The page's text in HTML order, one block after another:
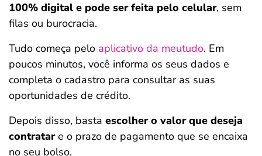
100% digital e pode ser feita pelo celular, sem
filas ou burocracia.
Tudo começa pelo aplicativo da meutudo. Em
poucos minutos, você informa os seus dados e
completa o cadastro para consultar as suas
oportunidades de crédito.
Depois disso, basta escolher o valor que deseja
contratare o prazo de pagamento que se encaixa
no seu bolso.